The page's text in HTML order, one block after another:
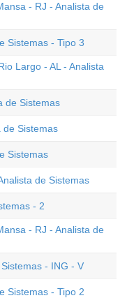
- RJ - Analista de
Sistemas - Tipo 3
Largo - AL - Analista
de Sistemas
de Sistemas
Sistemas
de Sistemas
- 2
- RJ - Analista de
- ING - V
Sistemas - Tipo 2